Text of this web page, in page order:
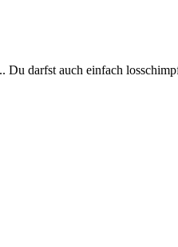
Du darfst auch einfach